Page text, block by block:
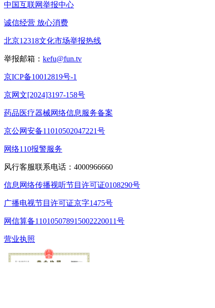
中国互联网举报中心
诚信经营 放心消费
北京12318文化市场举报热线
举报邮箱： kefu@fun.tv
京ICP备10012819号-1
京网文[2024]3197-158号
药品医疗器械网络信息服务备案
京公网安备11010502047221号
网络110报警服务
风行客服联系电话：4000966660
信息网络传播视听节目许可证0108290号
广播电视节目许可证京字1475号
网信算备110105078915002220011号
营业执照